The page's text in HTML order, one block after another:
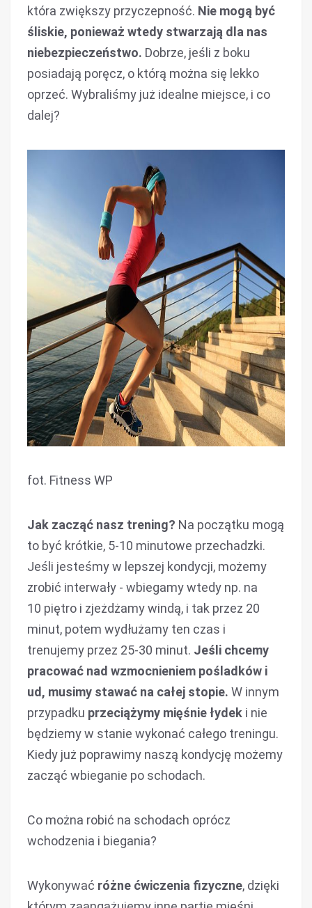
która zwiększy przyczepność. Nie mogą być
śliskie, ponieważ wtedy stwarzają dla nas
niebezpieczeństwo. Dobrze, jeśli z boku
posiadają poręcz, o którą można się lekko
oprzeć. Wybraliśmy już idealne miejsce, i co
dalej?
fot. Fitness WP
Jak zacząć nasz trening? Na początku mogą
to być krótkie, 5-10 minutowe przechadzki.
Jeśli jesteśmy w lepszej kondycji, możemy
zrobić interwały - wbiegamy wtedy np. na
10 piętro i zjeżdżamy windą, i tak przez 20
minut, potem wydłużamy ten czas i
trenujemy przez 25-30 minut. Jeśli chcemy
pracować nad wzmocnieniem pośladków i
ud, musimy stawać na całej stopie. W innym
przypadku przeciążymy mięśnie łydek i nie
będziemy w stanie wykonać całego treningu.
Kiedy już poprawimy naszą kondycję możemy
zacząć wbieganie po schodach.
Co można robić na schodach oprócz
wchodzenia i biegania?
Wykonywać różne ćwiczenia fizyczne, dzięki